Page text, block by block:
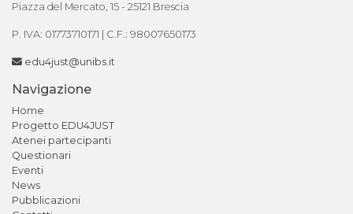
Piazza del Mercato, 15 - 25121 Brescia
P. IVA: 01773710171 | C.F.: 98007650173
edu4just@unibs.it
Navigazione
Home
Progetto EDU4JUST
Atenei partecipanti
Questionari
Eventi
News
Pubblicazioni